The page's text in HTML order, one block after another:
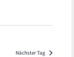
Nächster Tag